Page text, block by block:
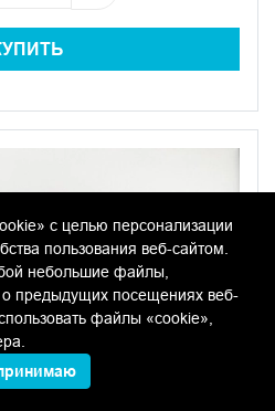
с целью персонализации
пользования веб-сайтом.
небольшие файлы,
предыдущих посещениях веб-
файлы «cookie»,